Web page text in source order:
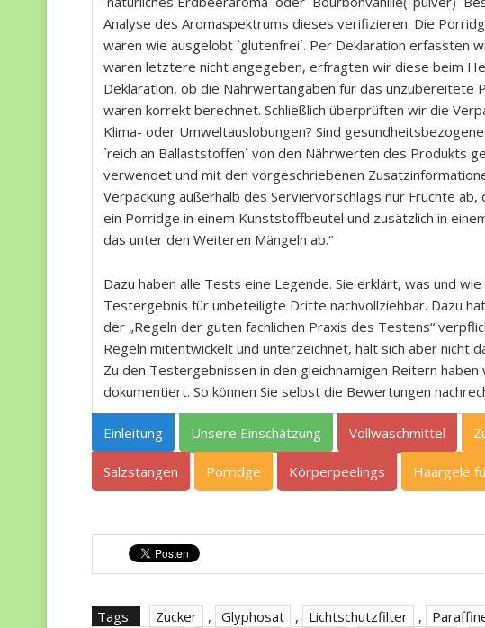
Analyse des Aromaspektrums dieses verifizieren. Die
waren wie ausgelobt `glutenfrei´. Per Deklaration erfassten
waren letztere nicht angegeben, erfragten wir diese beim
Deklaration, ob die Nährwertangaben für das unzubereitete
waren korrekt berechnet. Schließlich überprüften wir die
Klima- oder Umweltauslobungen? Sind
`reich an Ballaststoffen´ von den Nährwerten des Produkts
verwendet und mit den vorgeschriebenen
Verpackung außerhalb des Serviervorschlags nur Früchte
ein Porridge in einem Kunststoffbeutel und zusätzlich in
das unter den Weiteren Mängeln ab.“
Dazu haben alle Tests eine Legende. Sie erklärt, was und
Testergebnis für unbeteiligte Dritte nachvollziehbar. Dazu
der „Regeln der guten fachlichen Praxis des Testens“
Regeln mitentwickelt und unterzeichnet, hält sich aber nicht
Zu den Testergebnissen in den gleichnamigen Reitern
dokumentiert. So können Sie selbst die Bewertungen
Einleitung Unsere Einschätzung Vollwaschmittel
Salzstangen Porridge Körperpeelings Haargele
Tags: Zucker , Glyphosat , Lichtschutzfilter ,